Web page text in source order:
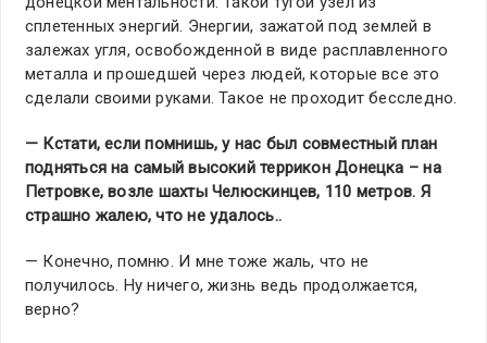
сплетенных энергий. Энергии, зажатой под землей в
залежах угля, освобожденной в виде расплавленного
металла и прошедшей через людей, которые все это
сделали своими руками. Такое не проходит бесследно.
— Кстати, если помнишь, у нас был совместный план
подняться на самый высокий террикон Донецка – на
Петровке, возле шахты Челюскинцев, 110 метров. Я
страшно жалею, что не удалось..
— Конечно, помню. И мне тоже жаль, что не
получилось. Ну ничего, жизнь ведь продолжается,
верно?